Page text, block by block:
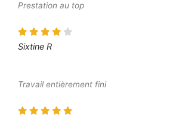
Prestation au top
Sixtine R
Travail entièrement fini